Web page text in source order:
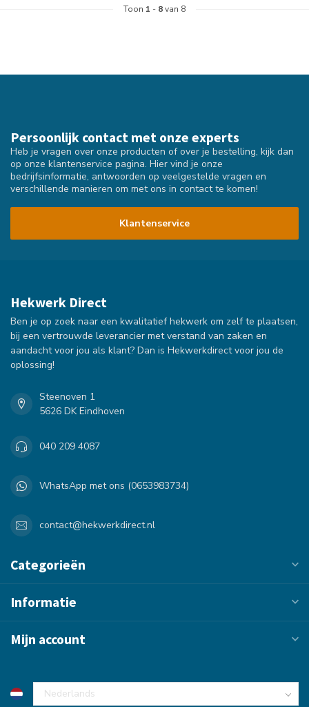
Toon 1 - 8van 8
Persoonlijk contact met onze experts
Heb je vragen over onze producten of over je bestelling, kijk dan
op onze klantenservice pagina. Hier vind je onze
bedrijfsinformatie, antwoorden op veelgestelde vragen en
verschillende manieren om met ons in contact te komen!
Klantenservice
Hekwerk Direct
Ben je op zoek naar een kwalitatief hekwerk om zelf te plaatsen,
bij een vertrouwde leverancier met verstand van zaken en
aandacht voor jou als klant? Dan is Hekwerkdirect voor jou de
oplossing!
Steenoven 1
5626 DK Eindhoven
040 209 4087
WhatsApp met ons (0653983734)
contact@hekwerkdirect.nl
Categorieën
Informatie
Mijn account